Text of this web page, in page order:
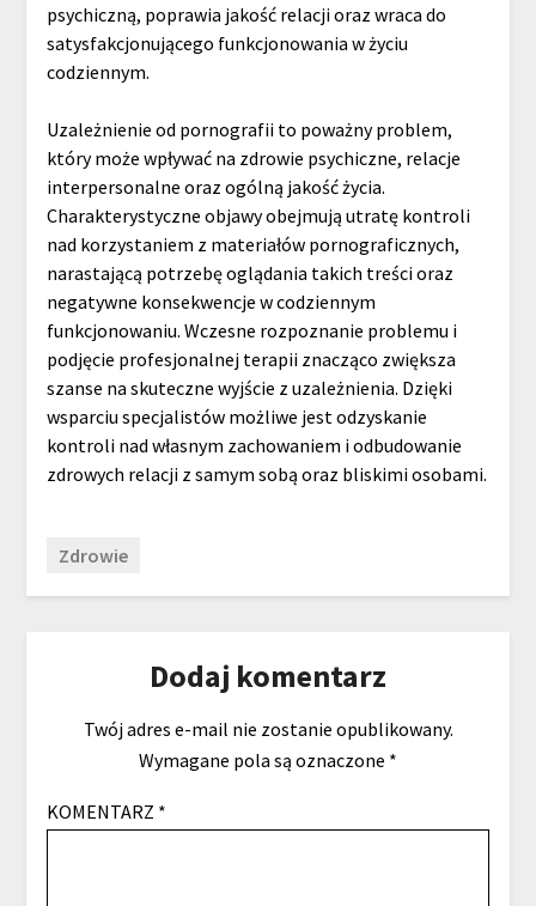
psychiczną, poprawia jakość relacji oraz wraca do
satysfakcjonującego funkcjonowania w życiu
codziennym.
Uzależnienie od pornografii to poważny problem,
który może wpływać na zdrowie psychiczne, relacje
interpersonalne oraz ogólną jakość życia.
Charakterystyczne objawy obejmują utratę kontroli
nad korzystaniem z materiałów pornograficznych,
narastającą potrzebę oglądania takich treści oraz
negatywne konsekwencje w codziennym
funkcjonowaniu. Wczesne rozpoznanie problemu i
podjęcie profesjonalnej terapii znacząco zwiększa
szanse na skuteczne wyjście z uzależnienia. Dzięki
wsparciu specjalistów możliwe jest odzyskanie
kontroli nad własnym zachowaniem i odbudowanie
zdrowych relacji z samym sobą oraz bliskimi osobami.
Zdrowie
Dodaj komentarz
Twój adres e-mail nie zostanie opublikowany.
Wymagane pola są oznaczone *
KOMENTARZ *